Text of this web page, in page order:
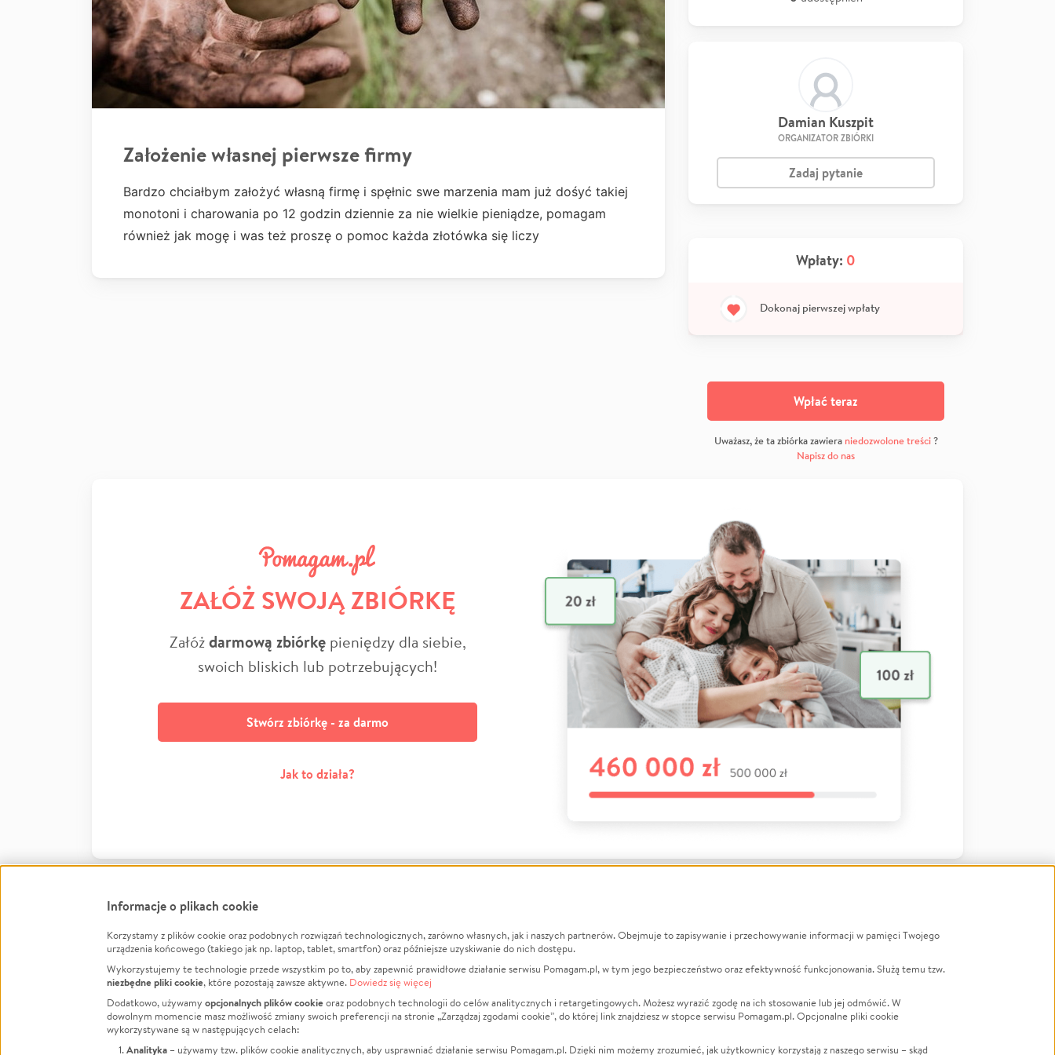
Założenie własnej pierwsze firmy
Bardzo chciałbym założyć własną firmę i spęłnic swe marzenia mam już dośyć takiej
monotoni i charowania po 12 godzin dziennie za nie wielkie pieniądze, pomagam
również jak mogę i was też proszę o pomoc każda złotówka się liczy
Damian Kuszpit
ORGANIZATOR ZBIÓRKI
Zadaj pytanie
Wpłaty: 0
Dokonaj pierwszej wpłaty
Wpłać teraz
Uważasz, że ta zbiórka zawiera niedozwolone treści?
Napisz do nas
ZAŁÓŻ SWOJĄ ZBIÓRKĘ
Załóżdarmową zbiórkępieniędzy dla siebie,
swoich bliskich lub potrzebujących!
Stwórz zbiórkę - za darmo
Jak to działa?
FacebookTwitter Instagram
LinkedInTikTok Youtube
Informacje
Jak to działa?
Regulamin
Polityka Prywatności
O nas
Opinie
Raporty
Za darmo
Zbieraj na
Leczenie
Zwierzęta
Pożar
LGBTQ+
Powódź
Wichura
Informacje o plikach cookie
Korzystamy z plików cookie oraz podobnych rozwiązań technologicznych, zarówno własnych, jak i naszych partnerów. Obejmuje to zapisywanie i przechowywanie informacji w pamięci Twojego
urządzenia końcowego (takiego jak np. laptop, tablet, smartfon) oraz późniejsze uzyskiwanie do nich dostępu.
Wykorzystujemy te technologie przede wszystkim po to, aby zapewnić prawidłowe działanie serwisu Pomagam.pl, w tym jego bezpieczeństwo oraz efektywność funkcjonowania. Służą temu tzw.
niezbędne pliki cookie, które pozostają zawsze aktywne. Dowiedz się więcej
Dodatkowo, używamy opcjonalnych plików cookieoraz podobnych technologii do celów analitycznych i retargetingowych. Możesz wyrazić zgodę na ich stosowanie lub jej odmówić. W
dowolnym momencie masz możliwość zmiany swoich preferencji na stronie „Zarządzaj zgodami cookie”, do której link znajdziesz w stopce serwisu Pomagam.pl. Opcjonalne pliki cookie
wykorzystywane są w następujących celach:
Analityka – używamy tzw. plików cookie analitycznych, aby usprawniać działanie serwisu Pomagam.pl. Dzięki nim możemy zrozumieć, jak użytkownicy korzystają z naszego serwisu – skąd